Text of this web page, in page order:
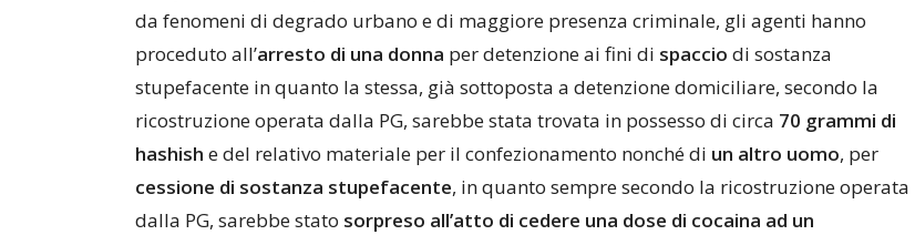
da fenomeni di degrado urbano e di maggiore presenza criminale, gli agenti hanno
proceduto all’arresto di una donna per detenzione ai fini di spaccio di sostanza
stupefacente in quanto la stessa, già sottoposta a detenzione domiciliare, secondo la
ricostruzione operata dalla PG, sarebbe stata trovata in possesso di circa 70 grammi di
hashish e del relativo materiale per il confezionamento nonché di un altro uomo, per
cessione di sostanza stupefacente, in quanto sempre secondo la ricostruzione operata
dalla PG, sarebbe stato sorpreso all’atto di cedere una dose di cocaina ad un